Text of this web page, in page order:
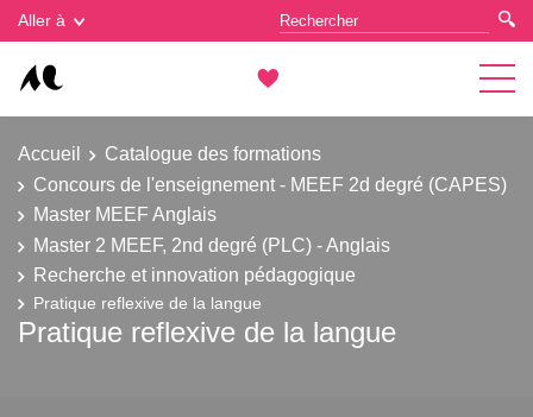
Aller à
Accueil
Catalogue des formations
Concours de l'enseignement - MEEF 2d degré (CAPES)
Master MEEF Anglais
Master 2 MEEF, 2nd degré (PLC) - Anglais
Recherche et innovation pédagogique
Pratique reflexive de la langue
Pratique reflexive de la langue
Gestion des cookies